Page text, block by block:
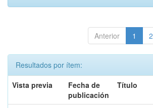
Anterior 1 2
Resultados por ítem:
Vista previa
Fecha de
publicación
Título